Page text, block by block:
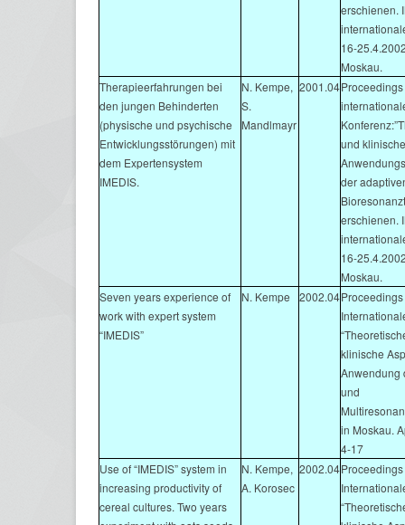
erschienen.
16-
Moskau.
Therapieerfahrungen bei
den jungen Behinderten
(physische und psychische
Entwicklungsstörungen) mit
dem Expertensystem
IMEDIS.
N. Kempe,
S.
Mandlmayr
2001.04
und klinische
der
erschienen.
16-
Moskau.
Seven years experience of
work with expert system
“IMEDIS”
N. Kempe 2002.04
klinische
Anwendung
und
in Moskau.
4-17
Use of “IMEDIS” system in
increasing productivity of
cereal cultures. Two years
N. Kempe,
A. Korosec
2002.04